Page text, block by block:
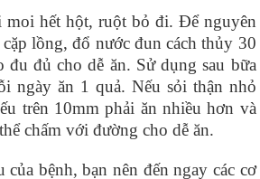
moi hết hột, ruột bỏ đi. Để nguyên
lồng, đổ nước đun cách thủy 30
đủ cho dễ ăn. Sử dụng sau bữa
ngày ăn 1 quả. Nếu sỏi thận nhỏ
trên 10mm phải ăn nhiều hơn và
chấm với đường cho dễ ăn.
bệnh, bạn nên đến ngay các cơ